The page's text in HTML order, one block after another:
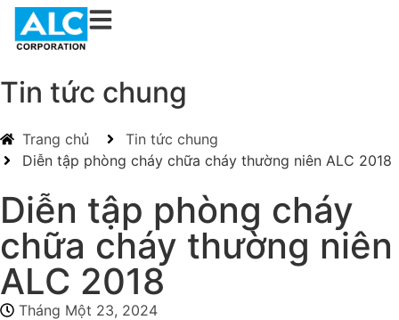
Tin tức chung
Trang chủ
Tin tức chung
Diễn tập phòng cháy chữa cháy thường niên ALC 2018
Diễn tập phòng cháy
chữa cháy thường niên
ALC 2018
Tháng Một 23, 2024